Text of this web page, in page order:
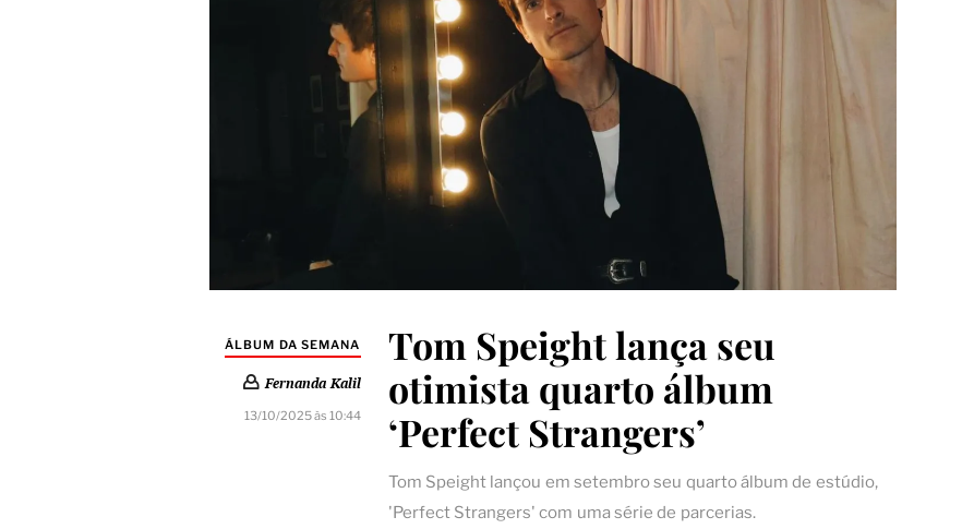
ÁLBUM DA SEMANA
Fernanda Kalil
13/10/2025 às 10:44
Tom Speight lança seu
otimista quarto álbum
‘Perfect Strangers’
Tom Speight lançou em setembro seu quarto álbum de estúdio,
'Perfect Strangers' com uma série de parcerias.